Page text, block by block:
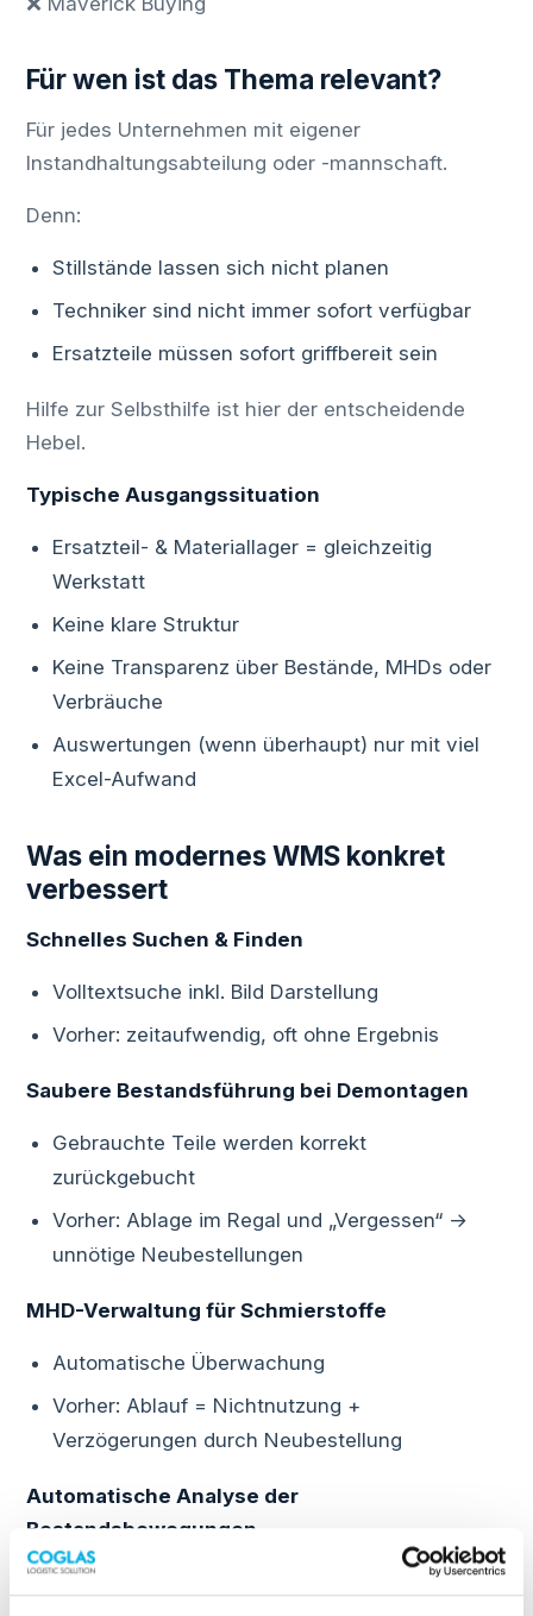
Für wen ist das Thema relevant?
Für jedes Unternehmen mit eigener
Instandhaltungsabteilung oder -mannschaft.
Denn:
Stillstände lassen sich nicht planen
Techniker sind nicht immer sofort verfügbar
Ersatzteile müssen sofort griffbereit sein
Hilfe zur Selbsthilfe ist hier der entscheidende
Hebel.
Typische Ausgangssituation
Ersatzteil- & Materiallager = gleichzeitig
Werkstatt
Keine klare Struktur
Keine Transparenz über Bestände, MHDs oder
Verbräuche
Auswertungen (wenn überhaupt) nur mit viel
Excel-Aufwand
Was ein modernes WMS konkret
verbessert
Schnelles Suchen & Finden
Volltextsuche inkl. Bild Darstellung
Vorher: zeitaufwendig, oft ohne Ergebnis
Saubere Bestandsführung bei Demontagen
Gebrauchte Teile werden korrekt
zurückgebucht
Vorher: Ablage im Regal und „Vergessen“ →
unnötige Neubestellungen
MHD-Verwaltung für Schmierstoffe
Automatische Überwachung
Vorher: Ablauf = Nichtnutzung +
Verzögerungen durch Neubestellung
Automatische Analyse der
Bestandsbewegungen
Valide Datenbasis für den Einkauf